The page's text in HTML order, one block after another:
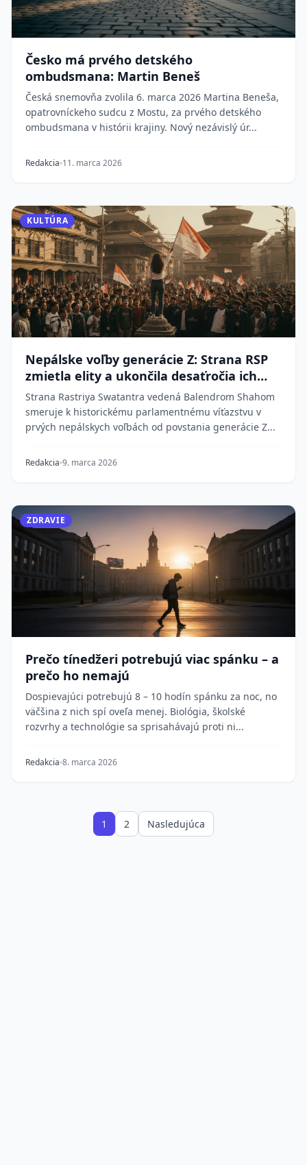
Česko má prvého detského
ombudsmana: Martin Beneš
Česká snemovňa zvolila 6. marca 2026 Martina Beneša,
opatrovníckeho sudcu z Mostu, za prvého detského
ombudsmana v histórii krajiny. Nový nezávislý úr...
Redakcia 11. marca 2026
KULTÚRA
Nepálske voľby generácie Z: Strana RSP
zmietla elity a ukončila desaťročia ich
vlády
Strana Rastriya Swatantra vedená Balendrom Shahom
smeruje k historickému parlamentnému víťazstvu v
prvých nepálskych voľbách od povstania generácie Z...
Redakcia 9. marca 2026
ZDRAVIE
Prečo tínedžeri potrebujú viac spánku – a
prečo ho nemajú
Dospievajúci potrebujú 8 – 10 hodín spánku za noc, no
väčšina z nich spí oveľa menej. Biológia, školské
rozvrhy a technológie sa sprisahávajú proti ni...
Redakcia 8. marca 2026
1 2 Nasledujúca